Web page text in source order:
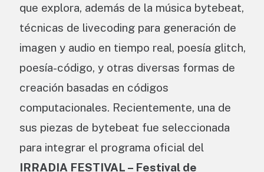
que explora, además de la música bytebeat,
técnicas de livecoding para generación de
imagen y audio en tiempo real, poesía glitch,
poesía-código, y otras diversas formas de
creación basadas en códigos
computacionales. Recientemente, una de
sus piezas de bytebeat fue seleccionada
para integrar el programa oficial del
IRRADIA FESTIVAL – Festival de